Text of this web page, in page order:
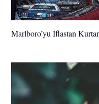
Marlboro’yu İflastan